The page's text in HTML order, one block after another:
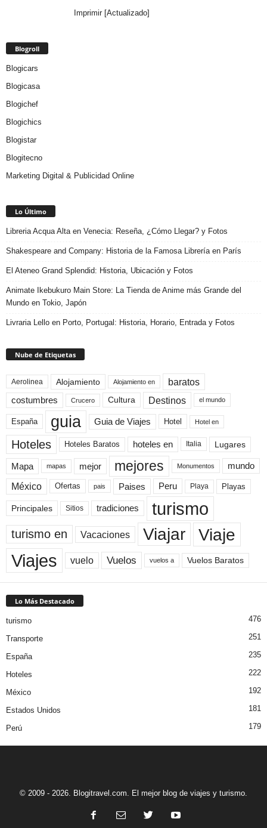
Imprimir [Actualizado]
Blogroll
Blogicars
Blogicasa
Blogichef
Blogichics
Blogistar
Blogitecno
Marketing Digital & Publicidad Online
Lo Último
Libreria Acqua Alta en Venecia: Reseña, ¿Cómo Llegar? y Fotos
Shakespeare and Company: Historia de la Famosa Librería en París
El Ateneo Grand Splendid: Historia, Ubicación y Fotos
Animate Ikebukuro Main Store: La Tienda de Anime más Grande del
Mundo en Tokio, Japón
Livraria Lello en Porto, Portugal: Historia, Horario, Entrada y Fotos
Nube de Etiquetas
Aerolinea Alojamiento Alojamiento en baratos
costumbres Crucero Cultura Destinos el mundo
España guia Guia de Viajes Hotel Hotel en
Hoteles Hoteles Baratos hoteles en Italia Lugares
Mapa mapas mejor mejores Monumentos mundo
México Ofertas pais Paises Peru Playa Playas
Principales Sitios tradiciones turismo
turismo en Vacaciones Viajar Viaje
Viajes vuelo Vuelos vuelos a Vuelos Baratos
Lo Más Destacado
turismo 476
Transporte 251
España 235
Hoteles 222
México 192
Estados Unidos 181
Perú 179
© 2009 - 2026. Blogitravel.com. El mejor blog de viajes y turismo.